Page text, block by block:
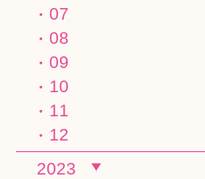
07
08
09
10
11
12
2023